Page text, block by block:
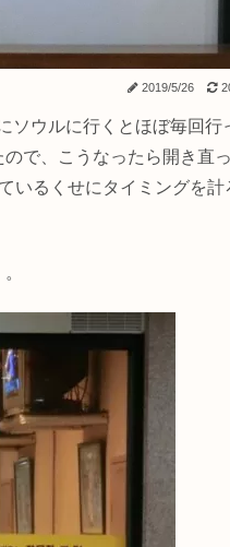
2019/5/26
ソウルに行くとほぼ毎回行
で、こうなったら開き直
いるくせにタイミングを計
。